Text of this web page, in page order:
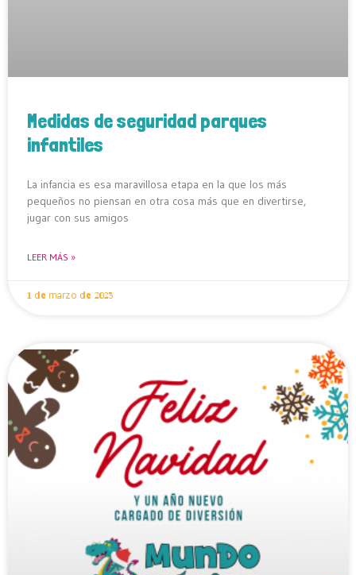
Medidas de seguridad parques
infantiles
La infancia es esa maravillosa etapa en la que los más
pequeños no piensan en otra cosa más que en divertirse,
jugar con sus amigos
LEER MÁS »
1 de marzo de 2023